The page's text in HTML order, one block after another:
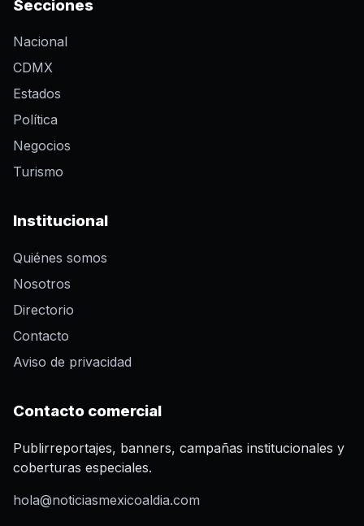
Secciones
Nacional
CDMX
Estados
Política
Negocios
Turismo
Institucional
Quiénes somos
Nosotros
Directorio
Contacto
Aviso de privacidad
Contacto comercial
Publirreportajes, banners, campañas institucionales y
coberturas especiales.
hola@noticiasmexicoaldia.com